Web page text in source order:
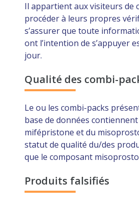
Il appartient aux visiteurs de
procéder à leurs propres
s’assurer que toute
ont l’intention de s’appuyer
jour.
Qualité des combi-
Le ou les combi-packs
base de données
mifépristone et du
statut de qualité du/des
que le composant
Produits falsifiés